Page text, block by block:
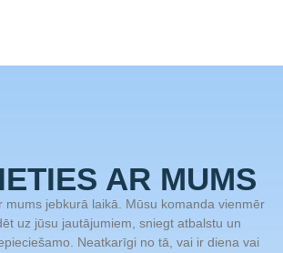
AR MUMS
mums jebkurā laikā. Mūsu komanda vienmēr
uz jūsu jautājumiem, sniegt atbalstu un
Neatkarīgi no tā, vai ir diena vai